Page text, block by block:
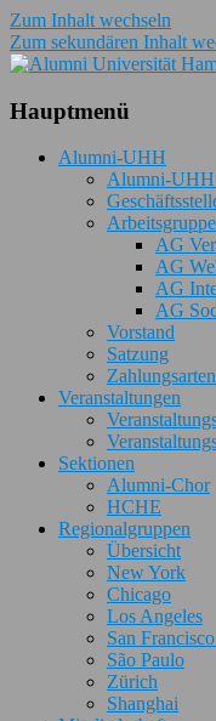
Zum Inhalt wechseln
Zum sekundären Inhalt
Alumni
e.V.
Hauptmenü
Alumni-UHH
Alumni-UHH
AG
AG
AG
AG
Vorstand
Satzung
Zahlungsarten
Veranstaltungen
Sektionen
Alumni-Chor
HCHE
Regionalgruppen
Übersicht
New York
Chicago
Los Angeles
San
São Paulo
Zürich
Shanghai